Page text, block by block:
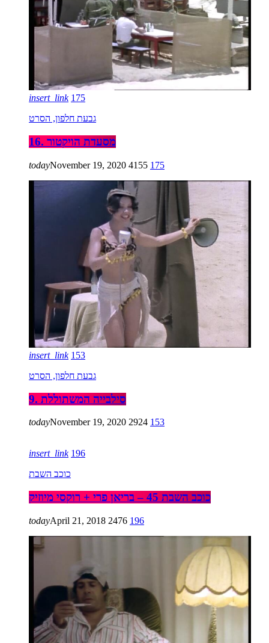
insert_link 175
גבעת חלפון, הסרט
16. מסעדת הויקטור
todayNovember 19, 2020 4155 175
insert_link 153
גבעת חלפון, הסרט
9. סילבייה המשתוללת
todayNovember 19, 2020 2924 153
insert_link 196
כוכב השבת
כוכב השבת 45 – בריאן פרי + רוקסי מיוזיק
todayApril 21, 2018 2476 196